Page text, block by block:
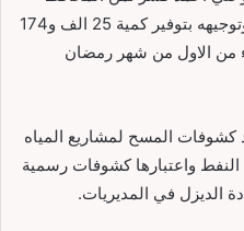
الهيج مبادرة رئيس اللجنة الثورية وتوجيهه بتوفير كمية 25 الف و174
من الاول من شهر رمضان
كشوفات المسح لمشاريع المياه
واعتبارها كشوفات رسمية
الديزل في المديريات.